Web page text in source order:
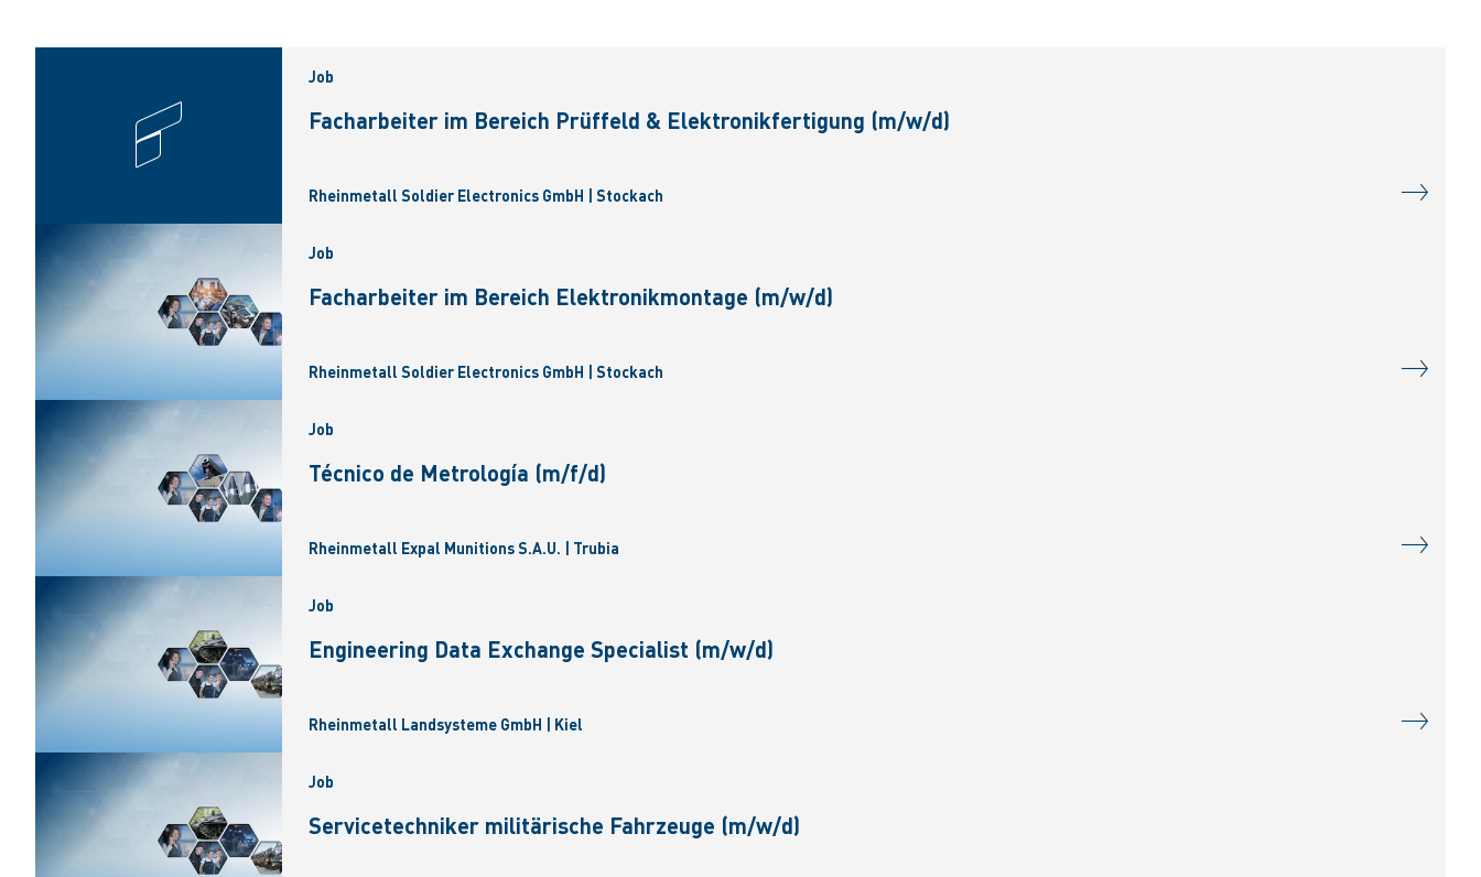
Job
Facharbeiter im Bereich Prüffeld & Elektronikfertigung (m/w/d)
Rheinmetall Soldier Electronics GmbH | Stockach
Job
Facharbeiter im Bereich Elektronikmontage (m/w/d)
Rheinmetall Soldier Electronics GmbH | Stockach
Job
Técnico de Metrología (m/f/d)
Rheinmetall Expal Munitions S.A.U. | Trubia
Job
Engineering Data Exchange Specialist (m/w/d)
Rheinmetall Landsysteme GmbH | Kiel
Job
Servicetechniker militärische Fahrzeuge (m/w/d)